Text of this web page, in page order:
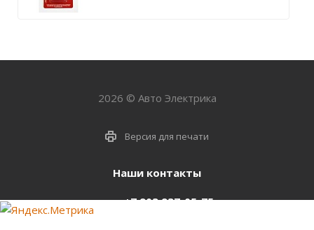
2026 © Авто Электрика
Версия для печати
Наши контакты
+7 903 937-05-75